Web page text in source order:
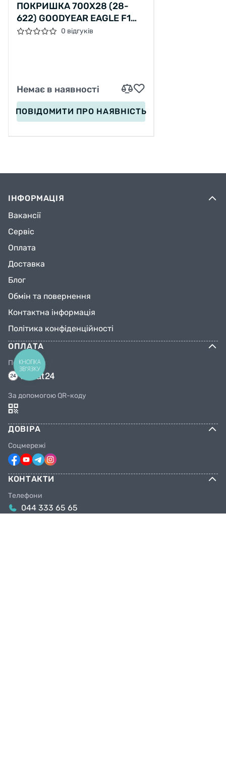
ПОКРИШКА 700X28 (28-
622) GOODYEAR EAGLE F1
SUPERSPORT TUBELESS
0 відгуків
Немає в наявності
ПОВІДОМИТИ ПРО НАЯВНІСТЬ
ІНФОРМАЦІЯ
Вакансії
Сервіс
Оплата
Доставка
Блог
Обмін та повернення
Контактна інформація
Політика конфіденційності
ОПЛАТА
Переказом
За допомогою QR-коду
ДОВІРА
Соцмережі
КОНТАКТИ
Телефони
044 333 65 65
КНОПКА
ЗВ'ЯЗКУ